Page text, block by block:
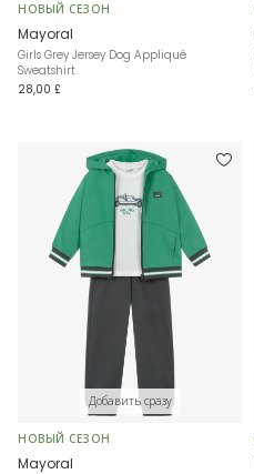
НОВЫЙ СЕЗОН
Mayoral
Girls Grey Jersey Dog Appliqué
Sweatshirt
28,00 £
Добавить сразу
НОВЫЙ СЕЗОН
Mayoral